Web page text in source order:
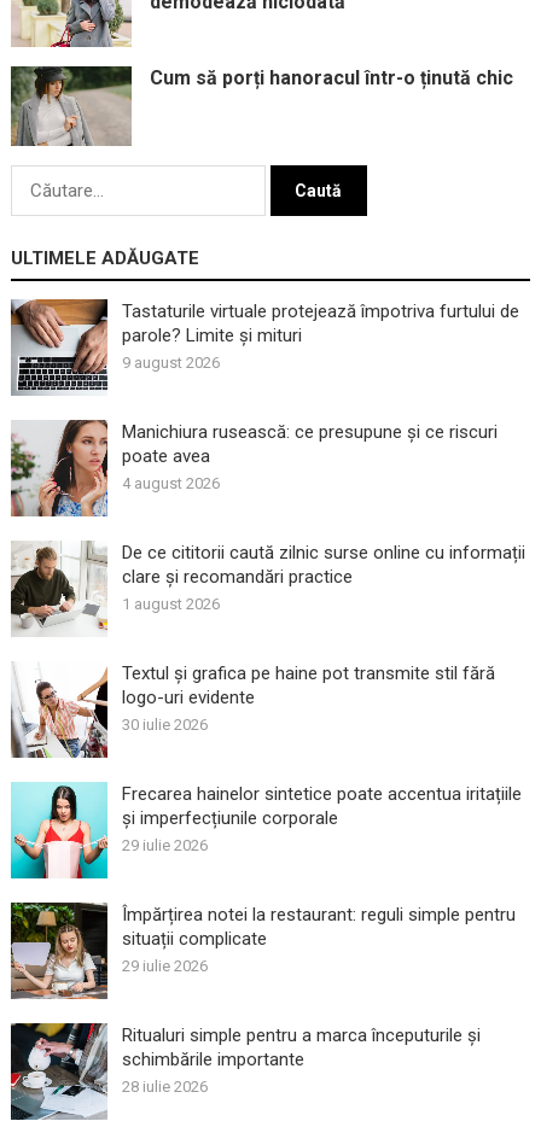
Cum să porți hanoracul într-o ținută chic
Caută
ULTIMELE ADĂUGATE
Tastaturile virtuale protejează împotriva furtului de
parole? Limite și mituri
9 august 2026
Manichiura rusească: ce presupune și ce riscuri
poate avea
4 august 2026
De ce cititorii caută zilnic surse online cu informații
clare și recomandări practice
1 august 2026
Textul și grafica pe haine pot transmite stil fără
logo-uri evidente
30 iulie 2026
Frecarea hainelor sintetice poate accentua iritațiile
și imperfecțiunile corporale
29 iulie 2026
Împărțirea notei la restaurant: reguli simple pentru
situații complicate
29 iulie 2026
Ritualuri simple pentru a marca începuturile și
schimbările importante
28 iulie 2026